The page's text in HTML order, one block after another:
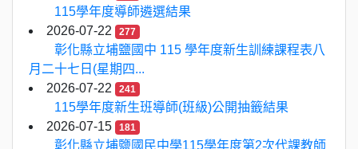
115學年度導師遴選結果
2026-07-22
277
彰化縣立埔鹽國中 115 學年度新生訓練課程表八
月二十七日(星期四...
2026-07-22
241
115學年度新生班導師(班級)公開抽籤結果
2026-07-15
181
彰化縣立埔鹽國民中學115學年度第2次代課教師